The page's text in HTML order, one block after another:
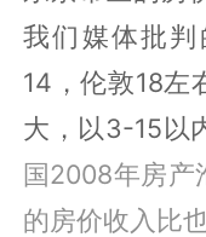
我们媒体批
14，伦敦18左
大，以3-15以
国2008年房产
的房价收入比